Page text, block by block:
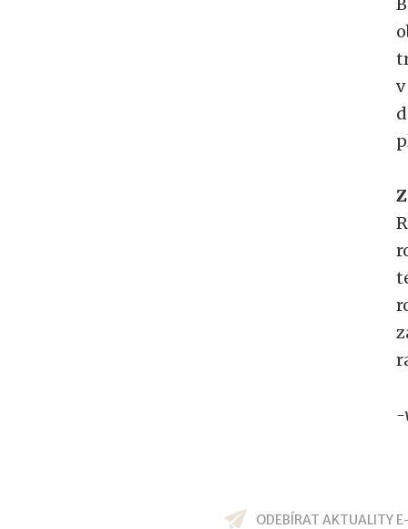
-
ODEBÍRAT AKTUALITY